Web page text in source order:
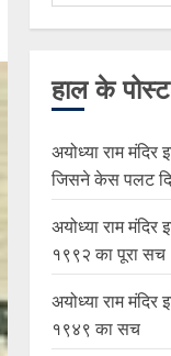
हाल के पोस्ट
अयोध्या राम मंदिर
जिसने केस पलट
अयोध्या राम
१९९२ का पूरा सच
अयोध्या राम
१९४९ का सच